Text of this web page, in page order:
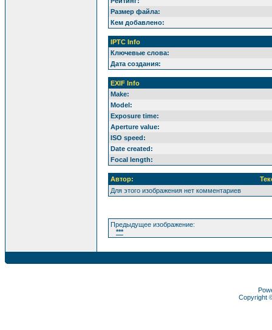
Размер файла:
Кем добавлено:
IPTC Info
Ключевые слова:
Дата создания:
EXIF Info
Make:
Model:
Exposure time:
Aperture value:
ISO speed:
Date created:
Focal length:
Автор:
Для этого изображения нет комментариев
Предыдущее изображение:
***
Copyright